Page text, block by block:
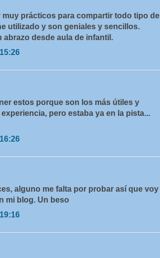
prácticos para compartir todo tipo de
utilizado y son geniales y sencillos.
abrazo desde aula de infantil.
estos porque son los más útiles y
pero estaba ya en la pista...
alguno me falta por probar así que voy
mi blog. Un beso